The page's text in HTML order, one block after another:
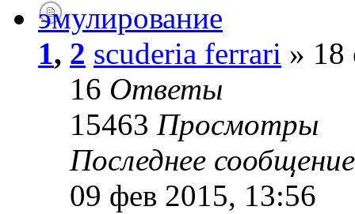
эмулирование
1, 2 scuderia ferrari » 18
16 Ответы
15463 Просмотры
Последнее
09 фев 2015, 13:56